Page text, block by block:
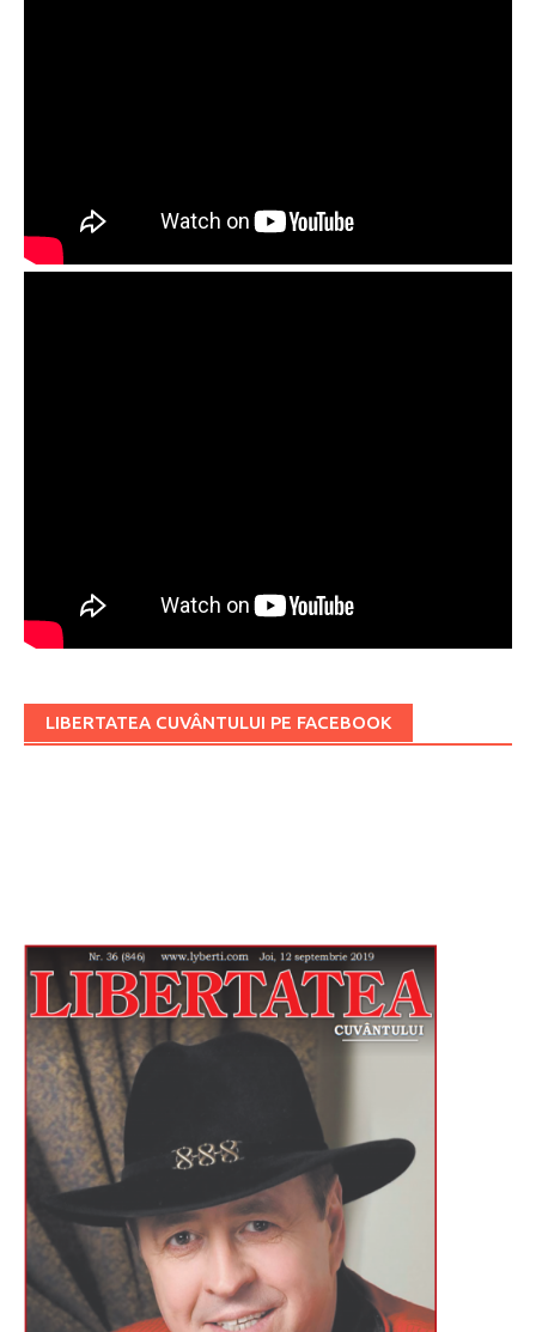
LIBERTATEA CUVÂNTULUI PE FACEBOOK